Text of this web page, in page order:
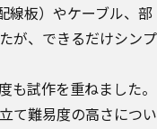
線板）やケーブル、部
が、できるだけシンプ
も試作を重ねました。
て難易度の高さについ